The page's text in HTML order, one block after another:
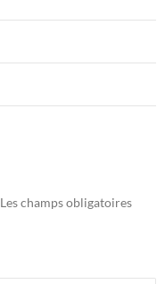
Les champs obligatoires